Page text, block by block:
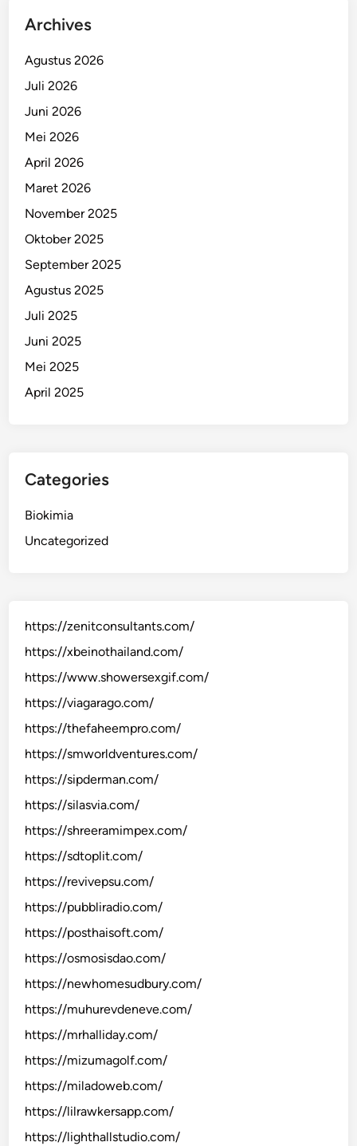
Archives
Agustus 2026
Juli 2026
Juni 2026
Mei 2026
April 2026
Maret 2026
November 2025
Oktober 2025
September 2025
Agustus 2025
Juli 2025
Juni 2025
Mei 2025
April 2025
Categories
Biokimia
Uncategorized
https://zenitconsultants.com/
https://xbeinothailand.com/
https://www.showersexgif.com/
https://viagarago.com/
https://thefaheempro.com/
https://smworldventures.com/
https://sipderman.com/
https://silasvia.com/
https://shreeramimpex.com/
https://sdtoplit.com/
https://revivepsu.com/
https://pubbliradio.com/
https://posthaisoft.com/
https://osmosisdao.com/
https://newhomesudbury.com/
https://muhurevdeneve.com/
https://mrhalliday.com/
https://mizumagolf.com/
https://miladoweb.com/
https://lilrawkersapp.com/
https://lighthallstudio.com/